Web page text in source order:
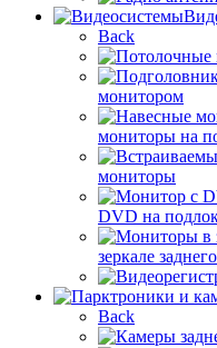
Back
монитором
мониторы на
мониторы
DVD на
зеркале
Back